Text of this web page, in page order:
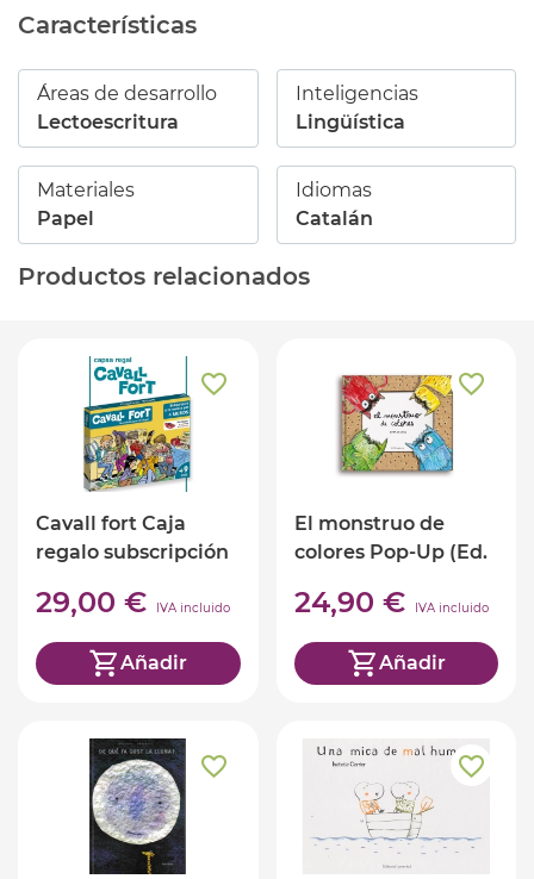
Características
Áreas de desarrollo
Lectoescritura
Inteligencias
Lingüística
Materiales
Papel
Idiomas
Catalán
Productos relacionados
Cavall fort Caja
regalo subscripción
29,00 € IVA incluido
Añadir
El monstruo de
colores Pop-Up (Ed.
24,90 € IVA incluido
Añadir